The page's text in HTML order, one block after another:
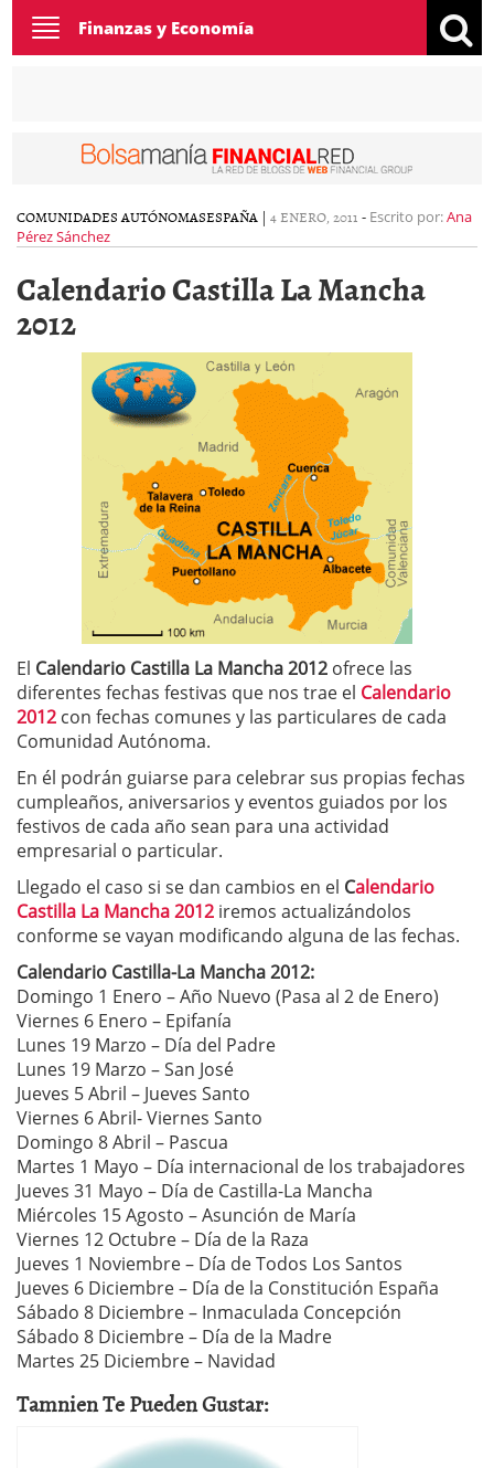
Toggle
navigation
Finanzas y Economía
COMUNIDADES AUTÓNOMASESPAÑA | 4 ENERO, 2011 - Escrito por:Ana
Pérez Sánchez
Calendario Castilla La Mancha
2012
El Calendario Castilla La Mancha 2012 ofrece las
diferentes fechas festivas que nos trae el Calendario
2012 con fechas comunes y las particulares de cada
Comunidad Autónoma.
En él podrán guiarse para celebrar sus propias fechas
cumpleaños, aniversarios y eventos guiados por los
festivos de cada año sean para una actividad
empresarial o particular.
Llegado el caso si se dan cambios en el Calendario
Castilla La Mancha 2012 iremos actualizándolos
conforme se vayan modificando alguna de las fechas.
Calendario Castilla-La Mancha 2012:
Domingo 1 Enero – Año Nuevo (Pasa al 2 de Enero)
Viernes 6 Enero – Epifanía
Lunes 19 Marzo – Día del Padre
Lunes 19 Marzo – San José
Jueves 5 Abril – Jueves Santo
Viernes 6 Abril- Viernes Santo
Domingo 8 Abril – Pascua
Martes 1 Mayo – Día internacional de los trabajadores
Jueves 31 Mayo – Día de Castilla-La Mancha
Miércoles 15 Agosto – Asunción de María
Viernes 12 Octubre – Día de la Raza
Jueves 1 Noviembre – Día de Todos Los Santos
Jueves 6 Diciembre – Día de la Constitución España
Sábado 8 Diciembre – Inmaculada Concepción
Sábado 8 Diciembre – Día de la Madre
Martes 25 Diciembre – Navidad
Tamnien Te Pueden Gustar: